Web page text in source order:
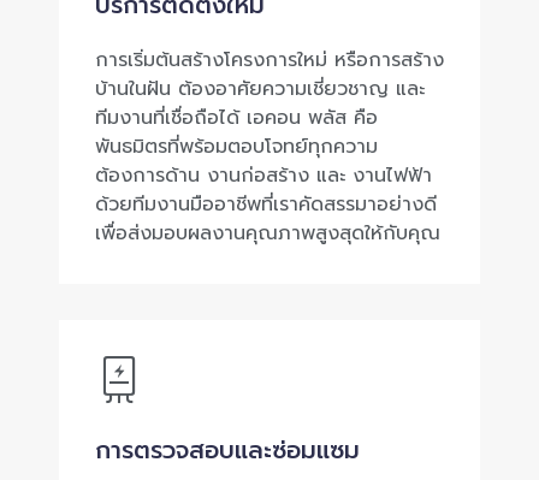
การเริ่มต้นสร้างโครงการใหม่ หรือการสร้าง
บ้านในฝัน ต้องอาศัยความเชี่ยวชาญ และ
ทีมงานที่เชื่อถือได้ เอคอน พลัส คือ
พันธมิตรที่พร้อมตอบโจทย์ทุกความ
ต้องการด้าน งานก่อสร้าง และ งานไฟฟ้า
ด้วยทีมงานมืออาชีพที่เราคัดสรรมาอย่างดี
เพื่อส่งมอบผลงานคุณภาพสูงสุดให้กับคุณ
การตรวจสอบและซ่อมแซม